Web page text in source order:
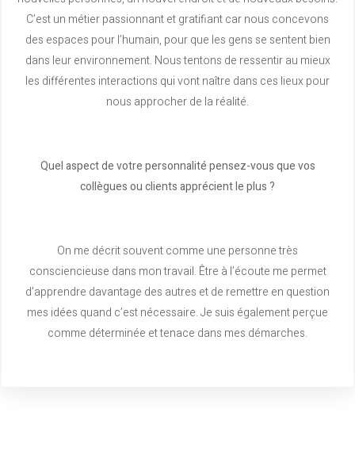
C’est un métier passionnant et gratifiant car nous concevons
des espaces pour l’humain, pour que les gens se sentent bien
dans leur environnement. Nous tentons de ressentir au mieux
les différentes interactions qui vont naître dans ces lieux pour
nous approcher de la réalité.
Quel aspect de votre personnalité pensez-vous que vos
collègues ou clients apprécient le plus ?
On me décrit souvent comme une personne très
consciencieuse dans mon travail. Être à l’écoute me permet
d’apprendre davantage des autres et de remettre en question
mes idées quand c’est nécessaire. Je suis également perçue
comme déterminée et tenace dans mes démarches.